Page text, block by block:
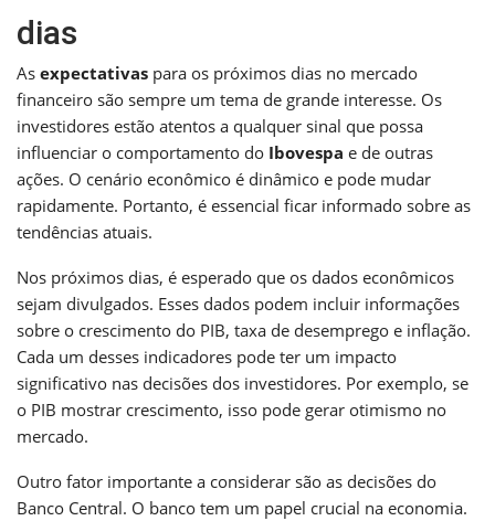
dias
As expectativas para os próximos dias no mercado
financeiro são sempre um tema de grande interesse. Os
investidores estão atentos a qualquer sinal que possa
influenciar o comportamento do Ibovespa e de outras
ações. O cenário econômico é dinâmico e pode mudar
rapidamente. Portanto, é essencial ficar informado sobre as
tendências atuais.
Nos próximos dias, é esperado que os dados econômicos
sejam divulgados. Esses dados podem incluir informações
sobre o crescimento do PIB, taxa de desemprego e inflação.
Cada um desses indicadores pode ter um impacto
significativo nas decisões dos investidores. Por exemplo, se
o PIB mostrar crescimento, isso pode gerar otimismo no
mercado.
Outro fator importante a considerar são as decisões do
Banco Central. O banco tem um papel crucial na economia.